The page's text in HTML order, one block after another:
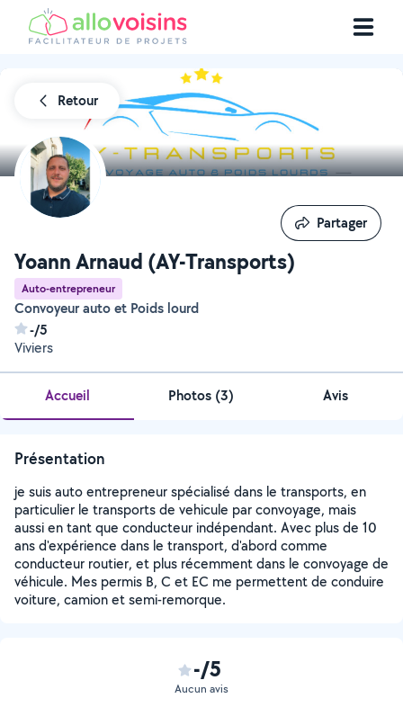
Retour
Yoann Arnaud (AY-Transports)
Auto-entrepreneur
Convoyeur auto et Poids lourd
-/5
Viviers
Partager
Partager
Accueil Photos (3) Avis
Présentation
je suis auto entrepreneur spécialisé dans le transports, en
particulier le transports de vehicule par convoyage, mais
aussi en tant que conducteur indépendant. Avec plus de 10
ans d'expérience dans le transport, d'abord comme
conducteur routier, et plus récemment dans le convoyage de
véhicule. Mes permis B, C et EC me permettent de conduire
voiture, camion et semi-remorque.
-/5
Aucun avis